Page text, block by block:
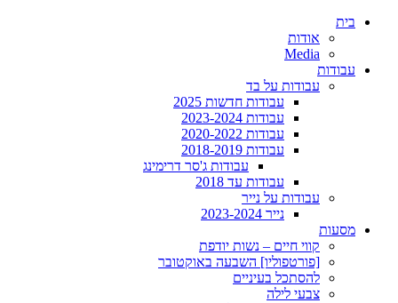
בית
אודות
Media
עבודות
עבודות על בד
עבודות חדשות 2025
עבודות 2023-2024
עבודות 2020-2022
עבודות 2018-2019
עבודות ג'סר דרימינג
עבודות עד 2018
עבודות על נייר
נייר 2023-2024
מסעות
קווי חיים – נשות יודפת
[פורטפוליו] השבעה באוקטובר
להסתכל בעיניים
צבעי לילה